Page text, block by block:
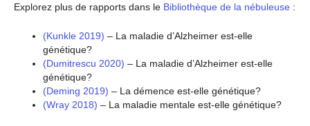
Explorez plus de rapports dans le Bibliothèque de la nébuleuse :
(Kunkle 2019) – La maladie d’Alzheimer est-elle
génétique?
(Dumitrescu 2020) – La maladie d’Alzheimer est-elle
génétique?
(Deming 2019) – La démence est-elle génétique?
(Wray 2018) – La maladie mentale est-elle génétique?